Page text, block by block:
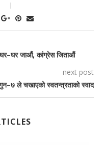
घर–घर जाऔं, कांग्रेस जिताऔं
next post
ले चखाएको स्वतन्त्रताको स्वाद